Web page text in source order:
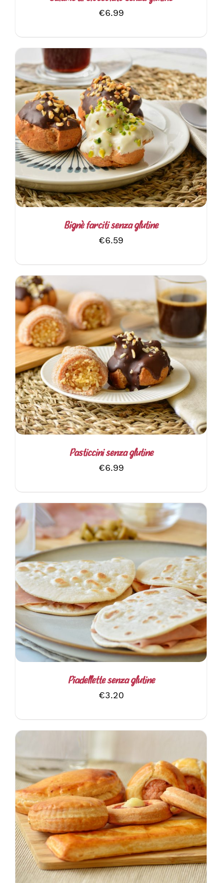
€6.99
AGGIUNGI AL CARRELLO / DETTAGLI
Bignè farciti senza glutine
€6.59
AGGIUNGI AL CARRELLO DETTAGLI
Pasticcini senza glutine
€6.99
AGGIUNGI AL CARRELLO / DETTAGLI
Piadellette senza glutine
€3.20
AGGIUNGI AL CARRELLO / DETTAGLI